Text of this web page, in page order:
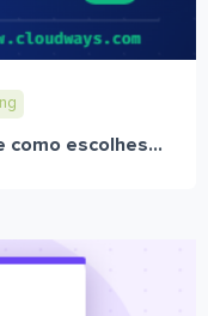
como escolhes...